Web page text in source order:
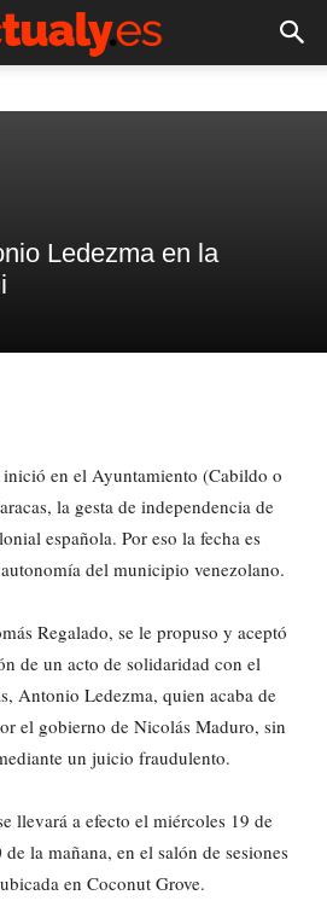
Ledezma en la
en el Ayuntamiento (Cabildo o
la gesta de independencia de
española. Por eso la fecha es
del municipio venezolano.
Regalado, se le propuso y aceptó
de un acto de solidaridad con el
Antonio Ledezma, quien acaba de
el gobierno de Nicolás Maduro, sin
un juicio fraudulento.
llevará a efecto el miércoles 19 de
la mañana, en el salón de sesiones
en Coconut Grove.